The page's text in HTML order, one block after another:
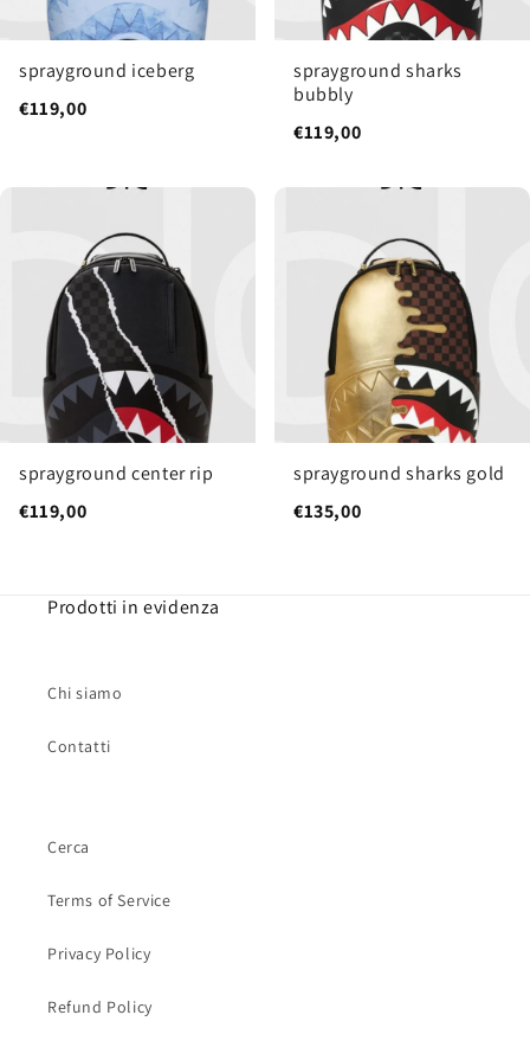
sprayground iceberg
€119,00
sprayground sharks
bubbly
€119,00
sprayground center rip
€119,00
sprayground sharks gold
€135,00
Prodotti in evidenza
Chi siamo
Contatti
Cerca
Terms of Service
Privacy Policy
Refund Policy